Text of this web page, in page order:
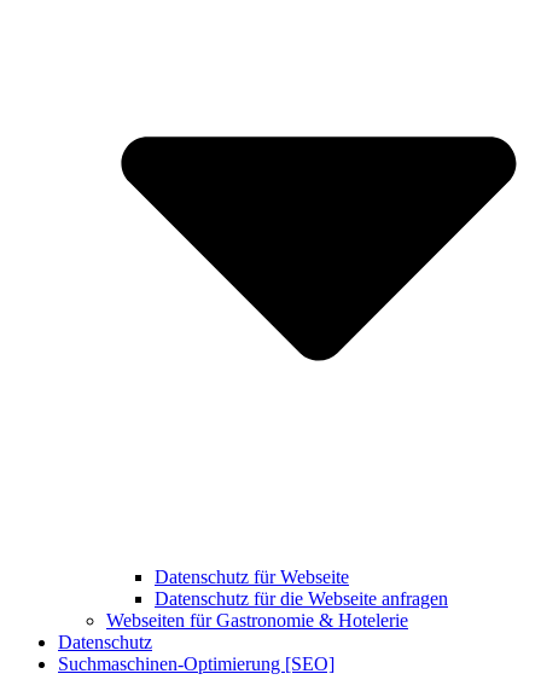
Datenschutz für Webseite
Datenschutz für die Webseite anfragen
Webseiten für Gastronomie & Hotelerie
Datenschutz
Suchmaschinen-Optimierung [SEO]